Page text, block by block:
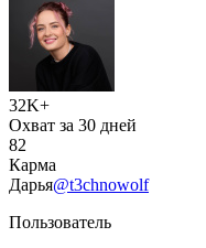
32K+
Охват за 30 дней
82
Карма
Дарья@t3chnowolf
Пользователь